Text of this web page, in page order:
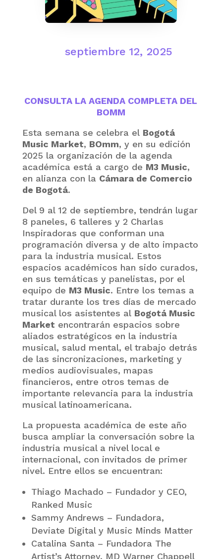
septiembre 12, 2025
CONSULTA LA AGENDA COMPLETA DEL
BOMM
Esta semana se celebra el Bogotá
Music Market, BOmm, y en su edición
2025 la organización de la agenda
académica está a cargo de M3 Music,
en alianza con la Cámara de Comercio
de Bogotá.
Del 9 al 12 de septiembre, tendrán lugar
8 paneles, 6 talleres y 2 Charlas
Inspiradoras que conforman una
programación diversa y de alto impacto
para la industria musical. Estos
espacios académicos han sido curados,
en sus temáticas y panelistas, por el
equipo de M3 Music. Entre los temas a
tratar durante los tres días de mercado
musical los asistentes al Bogotá Music
Market encontrarán espacios sobre
aliados estratégicos en la industria
musical, salud mental, el trabajo detrás
de las sincronizaciones, marketing y
medios audiovisuales, mapas
financieros, entre otros temas de
importante relevancia para la industria
musical latinoamericana.
La propuesta académica de este año
busca ampliar la conversación sobre la
industria musical a nivel local e
internacional, con invitados de primer
nivel. Entre ellos se encuentran:
Thiago Machado – Fundador y CEO,
Ranked Music
Sammy Andrews – Fundadora,
Deviate Digital y Music Minds Matter
Catalina Santa – Fundadora The
Artist’s Attorney, MD Warner Chappell